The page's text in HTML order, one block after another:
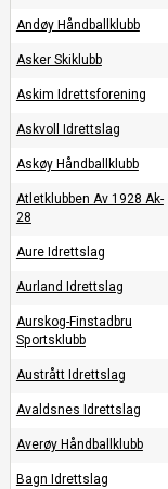
Andøy Håndballklubb
Asker Skiklubb
Askim Idrettsforening
Askvoll Idrettslag
Askøy Håndballklubb
Atletklubben Av 1928 Ak-
28
Aure Idrettslag
Aurland Idrettslag
Aurskog-Finstadbru
Sportsklubb
Austrått Idrettslag
Avaldsnes Idrettslag
Averøy Håndballklubb
Bagn Idrettslag